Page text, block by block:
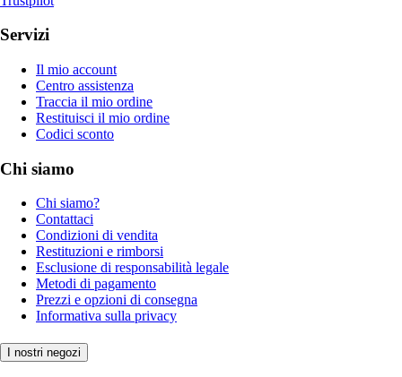
Servizi
Il mio account
Centro assistenza
Traccia il mio ordine
Restituisci il mio ordine
Codici sconto
Chi siamo
Chi siamo?
Contattaci
Condizioni di vendita
Restituzioni e rimborsi
Esclusione di responsabilità legale
Metodi di pagamento
Prezzi e opzioni di consegna
Informativa sulla privacy
I nostri negozi